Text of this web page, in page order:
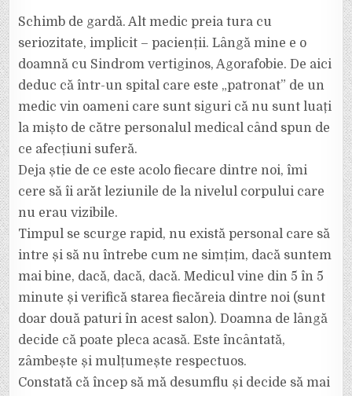
Schimb de gardă. Alt medic preia tura cu
seriozitate, implicit – pacienții. Lângă mine e o
doamnă cu Sindrom vertiginos, Agorafobie. De aici
deduc că într-un spital care este „patronat” de un
medic vin oameni care sunt siguri că nu sunt luați
la mișto de către personalul medical când spun de
ce afecțiuni suferă.
Deja știe de ce este acolo fiecare dintre noi, îmi
cere să îi arăt leziunile de la nivelul corpului care
nu erau vizibile.
Timpul se scurge rapid, nu există personal care să
intre și să nu întrebe cum ne simțim, dacă suntem
mai bine, dacă, dacă, dacă. Medicul vine din 5 în 5
minute și verifică starea fiecăreia dintre noi (sunt
doar două paturi în acest salon). Doamna de lângă
decide că poate pleca acasă. Este încântată,
zâmbește și mulțumește respectuos.
Constată că încep să mă desumflu și decide să mai